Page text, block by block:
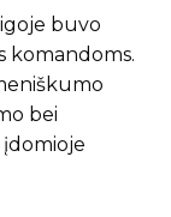
buvo
komandoms.
bei
įdomioje